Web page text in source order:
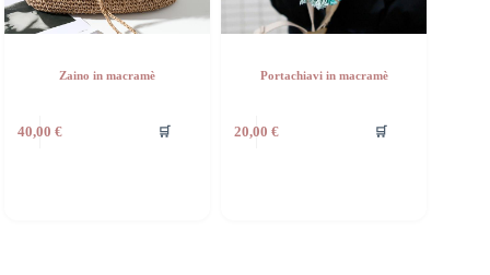
Zaino in macramè
40,00 € 🛒
Portachiavi in macramè
20,00 € 🛒